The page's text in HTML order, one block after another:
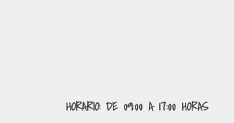
HORARIO: DE 09:00 A 17:00 HORAS